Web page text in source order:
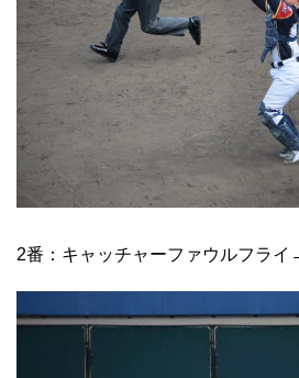
2番：キャッチャーファウルフラ